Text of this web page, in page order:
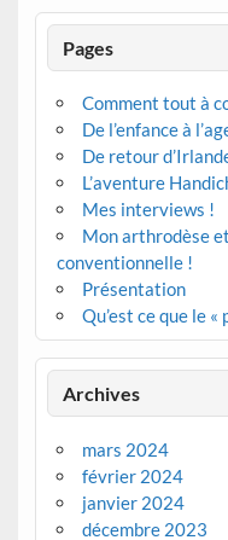
Pages
Comment tout à
De l’enfance à
De retour
L’aventure
Mes interviews !
Mon arthrodèse
conventionnelle !
Présentation
Qu’est ce que le «
Archives
mars 2024
février 2024
janvier 2024
décembre 2023